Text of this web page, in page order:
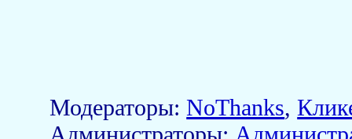
Модераторы:NoThanks,